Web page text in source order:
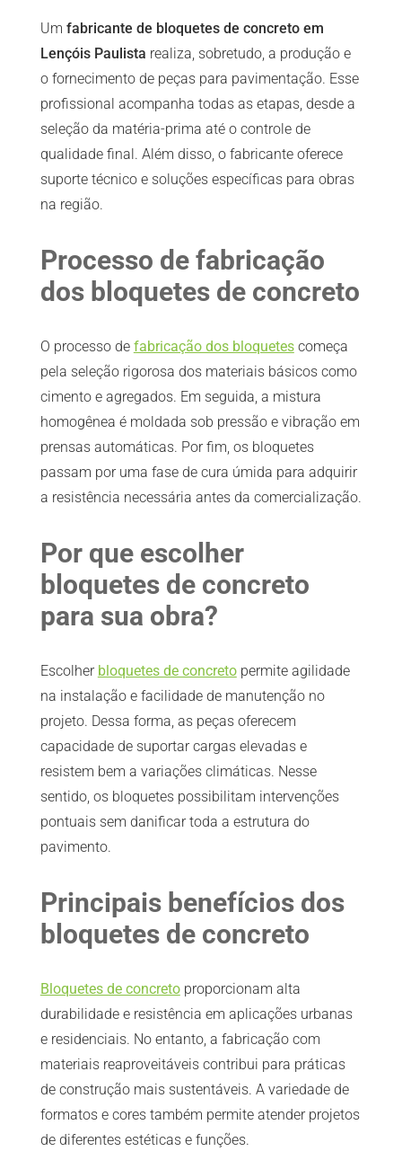
Um fabricante de bloquetes de concreto em
Lençóis Paulista realiza, sobretudo, a produção e
o fornecimento de peças para pavimentação. Esse
profissional acompanha todas as etapas, desde a
seleção da matéria-prima até o controle de
qualidade final. Além disso, o fabricante oferece
suporte técnico e soluções específicas para obras
na região.
Processo de fabricação
dos bloquetes de concreto
O processo de fabricação dos bloquetescomeça
pela seleção rigorosa dos materiais básicos como
cimento e agregados. Em seguida, a mistura
homogênea é moldada sob pressão e vibração em
prensas automáticas. Por fim, os bloquetes
passam por uma fase de cura úmida para adquirir
a resistência necessária antes da comercialização.
Por que escolher
bloquetes de concreto
para sua obra?
Escolher bloquetes de concretopermite agilidade
na instalação e facilidade de manutenção no
projeto. Dessa forma, as peças oferecem
capacidade de suportar cargas elevadas e
resistem bem a variações climáticas. Nesse
sentido, os bloquetes possibilitam intervenções
pontuais sem danificar toda a estrutura do
pavimento.
Principais benefícios dos
bloquetes de concreto
Bloquetes de concretoproporcionam alta
durabilidade e resistência em aplicações urbanas
e residenciais. No entanto, a fabricação com
materiais reaproveitáveis contribui para práticas
de construção mais sustentáveis. A variedade de
formatos e cores também permite atender projetos
de diferentes estéticas e funções.